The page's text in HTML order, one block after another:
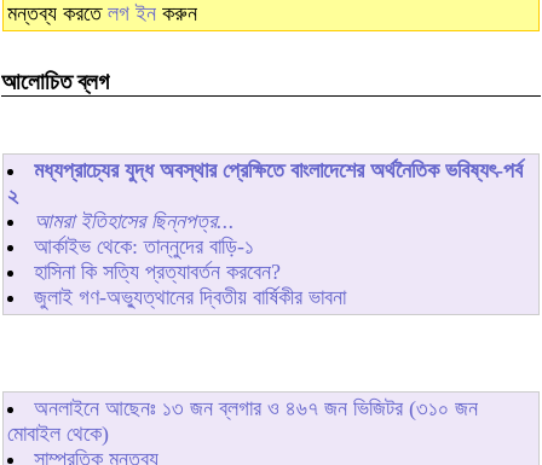
মন্তব্য করতে লগ ইন করুন
আলোচিত ব্লগ
মধ্যপ্রাচ্যের যুদ্ধ অবস্থার প্রেক্ষিতে বাংলাদেশের অর্থনৈতিক ভবিষ্যৎ-পর্ব
২
আমরা ইতিহাসের ছিন্নপত্র...
আর্কাইভ থেকে: তান্নুদের বাড়ি-১
হাসিনা কি সত্যি প্রত্যাবর্তন করবেন?
জুলাই গণ-অভ্যুত্থানের দ্বিতীয় বার্ষিকীর ভাবনা
অনলাইনে আছেনঃ ১৩ জন ব্লগার ও ৪৬৭ জন ভিজিটর (৩১০ জন
মোবাইল থেকে)
সাম্প্রতিক মন্তব্য